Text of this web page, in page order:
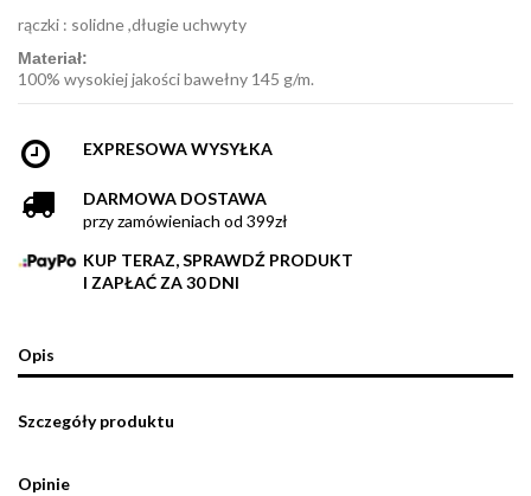
rączki : solidne ,długie uchwyty
Materiał:
100% wysokiej jakości bawełny 145 g/m.
EXPRESOWA WYSYŁKA
DARMOWA DOSTAWA
przy zamówieniach od 399zł
KUP TERAZ, SPRAWDŹ PRODUKT
I ZAPŁAĆ ZA 30 DNI
Opis
Szczegóły produktu
Opinie